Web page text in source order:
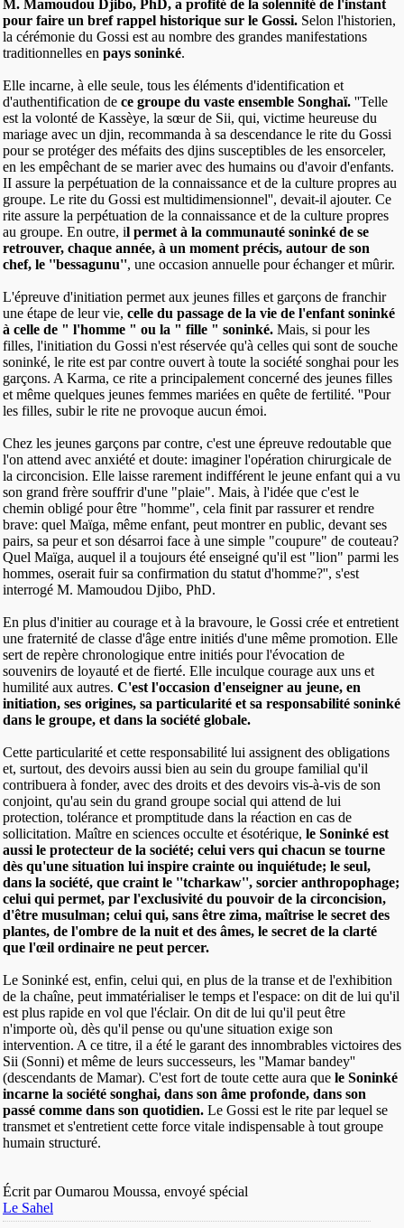
M. Mamoudou Djibo, PhD, a profité de la solennité de l'instant
pour faire un bref rappel historique sur le Gossi. Selon l'historien,
la cérémonie du Gossi est au nombre des grandes manifestations
traditionnelles en pays soninké.
Elle incarne, à elle seule, tous les éléments d'identification et
d'authentification de ce groupe du vaste ensemble Songhaï. ''Telle
est la volonté de Kassèye, la sœur de Sii, qui, victime heureuse du
mariage avec un djin, recommanda à sa descendance le rite du Gossi
pour se protéger des méfaits des djins susceptibles de les ensorceler,
en les empêchant de se marier avec des humains ou d'avoir d'enfants.
II assure la perpétuation de la connaissance et de la culture propres au
groupe. Le rite du Gossi est multidimensionnel'', devait-il ajouter. Ce
rite assure la perpétuation de la connaissance et de la culture propres
au groupe. En outre, il permet à la communauté soninké de se
retrouver, chaque année, à un moment précis, autour de son
chef, le ''bessagunu'', une occasion annuelle pour échanger et mûrir.
L'épreuve d'initiation permet aux jeunes filles et garçons de franchir
une étape de leur vie, celle du passage de la vie de l'enfant soninké
à celle de " l'homme " ou la " fille " soninké. Mais, si pour les
filles, l'initiation du Gossi n'est réservée qu'à celles qui sont de souche
soninké, le rite est par contre ouvert à toute la société songhai pour les
garçons. A Karma, ce rite a principalement concerné des jeunes filles
et même quelques jeunes femmes mariées en quête de fertilité. ''Pour
les filles, subir le rite ne provoque aucun émoi.
Chez les jeunes garçons par contre, c'est une épreuve redoutable que
l'on attend avec anxiété et doute: imaginer l'opération chirurgicale de
la circoncision. Elle laisse rarement indifférent le jeune enfant qui a vu
son grand frère souffrir d'une "plaie". Mais, à l'idée que c'est le
chemin obligé pour être "homme", cela finit par rassurer et rendre
brave: quel Maïga, même enfant, peut montrer en public, devant ses
pairs, sa peur et son désarroi face à une simple "coupure" de couteau?
Quel Maïga, auquel il a toujours été enseigné qu'il est "lion" parmi les
hommes, oserait fuir sa confirmation du statut d'homme?'', s'est
interrogé M. Mamoudou Djibo, PhD.
En plus d'initier au courage et à la bravoure, le Gossi crée et entretient
une fraternité de classe d'âge entre initiés d'une même promotion. Elle
sert de repère chronologique entre initiés pour l'évocation de
souvenirs de loyauté et de fierté. Elle inculque courage aux uns et
humilité aux autres. C'est l'occasion d'enseigner au jeune, en
initiation, ses origines, sa particularité et sa responsabilité soninké
dans le groupe, et dans la société globale.
Cette particularité et cette responsabilité lui assignent des obligations
et, surtout, des devoirs aussi bien au sein du groupe familial qu'il
contribuera à fonder, avec des droits et des devoirs vis-à-vis de son
conjoint, qu'au sein du grand groupe social qui attend de lui
protection, tolérance et promptitude dans la réaction en cas de
sollicitation. Maître en sciences occulte et ésotérique, le Soninké est
aussi le protecteur de la société; celui vers qui chacun se tourne
dès qu'une situation lui inspire crainte ou inquiétude; le seul,
dans la société, que craint le ''tcharkaw'', sorcier anthropophage;
celui qui permet, par l'exclusivité du pouvoir de la circoncision,
d'être musulman; celui qui, sans être zima, maîtrise le secret des
plantes, de l'ombre de la nuit et des âmes, le secret de la clarté
que l'œil ordinaire ne peut percer.
Le Soninké est, enfin, celui qui, en plus de la transe et de l'exhibition
de la chaîne, peut immatérialiser le temps et l'espace: on dit de lui qu'il
est plus rapide en vol que l'éclair. On dit de lui qu'il peut être
n'importe où, dès qu'il pense ou qu'une situation exige son
intervention. A ce titre, il a été le garant des innombrables victoires des
Sii (Sonni) et même de leurs successeurs, les ''Mamar bandey''
(descendants de Mamar). C'est fort de toute cette aura que le Soninké
incarne la société songhai, dans son âme profonde, dans son
passé comme dans son quotidien. Le Gossi est le rite par lequel se
transmet et s'entretient cette force vitale indispensable à tout groupe
humain structuré.
Écrit par Oumarou Moussa, envoyé spécial
Le Sahel